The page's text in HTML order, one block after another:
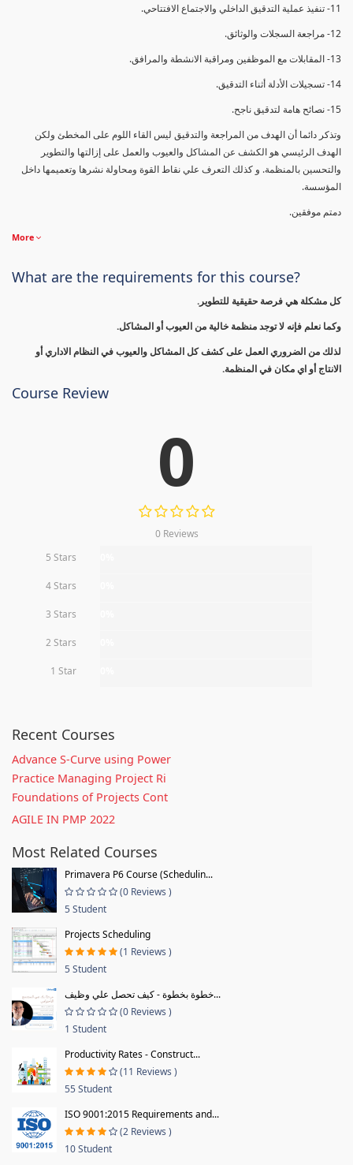
11- تنفيذ عملية التدقيق الداخلي والاجتماع الافتتاحي.
12- مراجعة السجلات والوثائق.
13- المقابلات مع الموظفين ومراقبة الانشطة والمرافق.
14- تسجيلات الأدلة أثناء التدقيق.
15- نصائح هامة لتدقيق ناجح.
وتذكر دائما أن الهدف من المراجعة والتدقيق ليس القاء اللوم على المخطئ ولكن
الهدف الرئيسي هو الكشف عن المشاكل والعيوب والعمل على إزالتها والتطوير
والتحسين بالمنظمة. و كذلك التعرف علي نقاط القوة ومحاولة نشرها وتعميمها داخل
المؤسسة.
دمتم موفقين.
More
What are the requirements for this course?
كل مشكلة هي فرصة حقيقية للتطوير.
وكما نعلم فإنه لا توجد منظمة خالية من العيوب أو المشاكل.
لذلك من الضروري العمل على كشف كل المشاكل والعيوب في النظام الاداري أو
الانتاج أو اي مكان في المنظمة.
Course Review
0
0 Reviews
5 Stars
4 Stars
3 Stars
2 Stars
1 Star
Recent Courses
Advance S-Curve using Power
Practice Managing Project Ri
Foundations of Projects Cont
AGILE IN PMP 2022
Most Related Courses
Primavera P6 Course (Schedulin...
(0 Reviews )
5 Student
Projects Scheduling
(1 Reviews )
5 Student
خطوة بخطوة - كيف تحصل علي وظيف...
(0 Reviews )
1 Student
Productivity Rates - Construct...
(11 Reviews )
55 Student
ISO 9001:2015 Requirements and...
(2 Reviews )
10 Student